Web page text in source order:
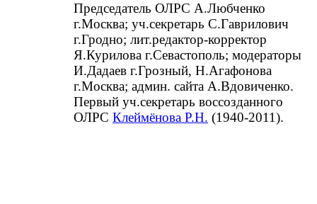
Председатель ОЛРС А.Любченко
г.Москва; уч.секретарь С.Гаврилович
г.Гродно; лит.редактор-корректор
Я.Курилова г.Севастополь; модераторы
И.Дадаев г.Грозный, Н.Агафонова
г.Москва; админ. сайта А.Вдовиченко.
Первый уч.секретарь воссозданного
ОЛРС Клеймёнова Р.Н. (1940-2011).